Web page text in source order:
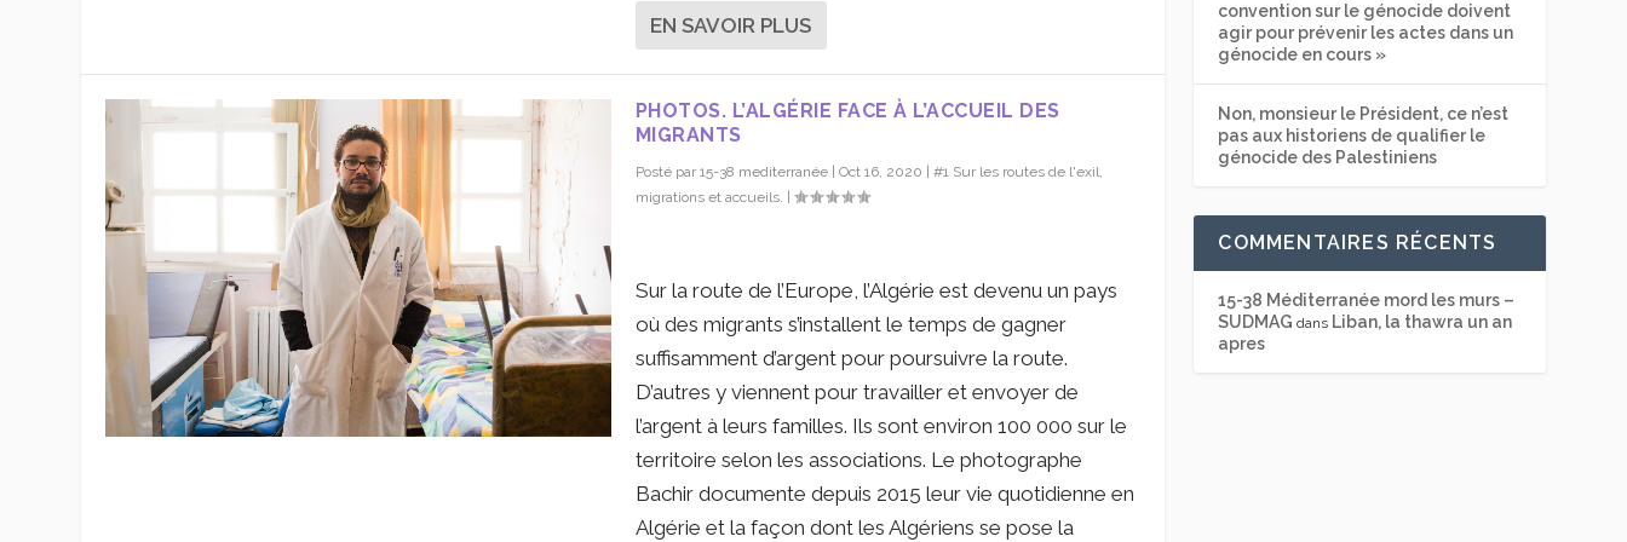
EN SAVOIR PLUS
PHOTOS. L’ALGÉRIE FACE À L’ACCUEIL DES
MIGRANTS
Posté par 15-38 mediterranée| Oct 16, 2020
#1 Sur les routes de l'exil,
migrations et accueils.
Sur la route de l’Europe, l’Algérie est devenu un pays
où des migrants s’installent le temps de gagner
suffisamment d’argent pour poursuivre la route.
D’autres y viennent pour travailler et envoyer de
l’argent à leurs familles. Ils sont environ 100 000 sur le
territoire selon les associations. Le photographe
Bachir documente depuis 2015 leur vie quotidienne en
Algérie et la façon dont les Algériens se pose la
convention sur le génocide doivent
agir pour prévenir les actes dans un
génocide en cours »
Non, monsieur le Président, ce n’est
pas aux historiens de qualifier le
génocide des Palestiniens
COMMENTAIRES RÉCENTS
15-38 Méditerranée mord les murs –
SUDMAG dans Liban, la thawra un an
apres